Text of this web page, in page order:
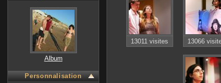
Album
Personnalisation
13011 visites 13066